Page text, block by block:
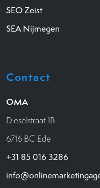
SEO Zeist
SEA Nijmegen
Contact
OMA
Dieselstraat 1B
6716 BC Ede
+31 85 016 3286